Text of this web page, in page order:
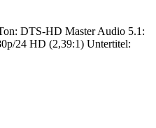
DTS-HD Master Audio 5.1:
24 HD (2,39:1) Untertitel: